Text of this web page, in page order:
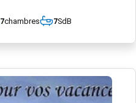
7chambres 7SdB